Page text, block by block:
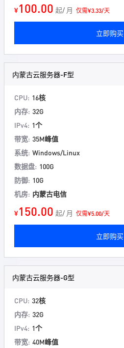
¥100.00 起/ 月 仅需¥3.33/天
立即购买
内蒙古云服务器-F型
CPU: 16核
内存: 32G
IPv4: 1个
带宽: 35M峰值
系统: Windows/Linux
数据盘: 100G
防御: 10G
机房: 内蒙古电信
¥150.00 起/ 月 仅需¥5.00/天
立即购买
内蒙古云服务器-G型
CPU: 32核
内存: 32G
IPv4: 1个
带宽: 40M峰值